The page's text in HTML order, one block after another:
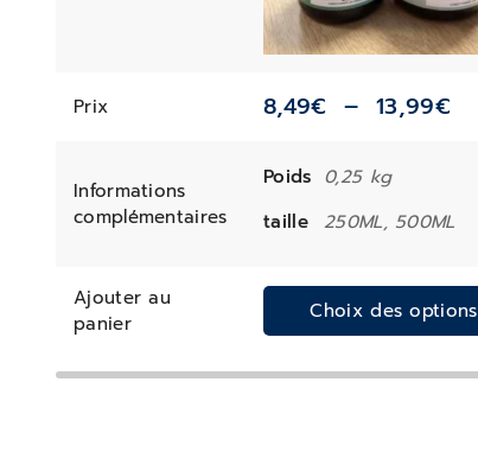
Prix 8,49€ – 13,99€
Informations
complémentaires
Poids 0,25 kg
taille 250ML, 500ML
Ajouter au
panier
Choix des options